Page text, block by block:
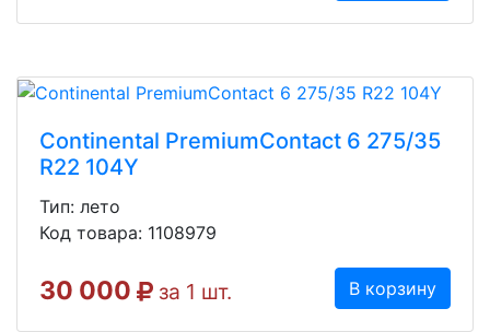
Continental PremiumContact 6 275/35
R22 104Y
Тип: лето
Код товара: 1108979
30 000 за 1 шт. В корзину